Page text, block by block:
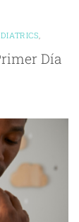
Día